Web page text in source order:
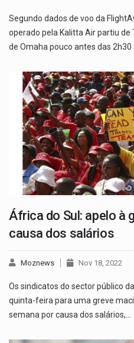
Segundo dados de voo da
operado pela Kalitta Air partiu
de Omaha pouco antes das 2h30
África do Sul: apelo à
causa dos salários
Moznews Nov 18, 2022
Os sindicatos do sector público
quinta-feira para uma greve
semana por causa dos salários,…